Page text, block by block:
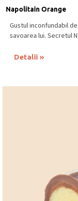
Napolitain Orange
Gustul inconfundabil
savoarea lui. Secretul
Detalii